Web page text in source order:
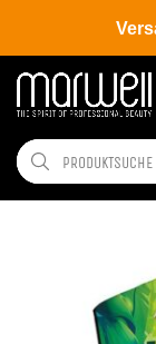
Shop Salon